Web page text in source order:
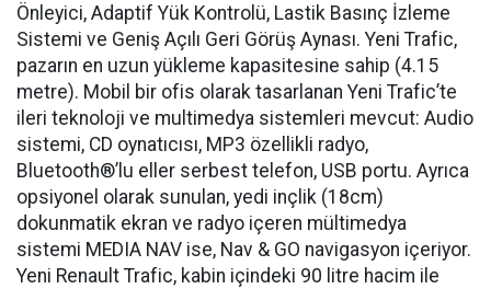
Önleyici, Adaptif Yük Kontrolü, Lastik Basınç İzleme
Sistemi ve Geniş Açılı Geri Görüş Aynası. Yeni Trafic,
pazarın en uzun yükleme kapasitesine sahip (4.15
metre). Mobil bir ofis olarak tasarlanan Yeni Trafic’te
ileri teknoloji ve multimedya sistemleri mevcut: Audio
sistemi, CD oynatıcısı, MP3 özellikli radyo,
Bluetooth®’lu eller serbest telefon, USB portu. Ayrıca
opsiyonel olarak sunulan, yedi inçlik (18cm)
dokunmatik ekran ve radyo içeren mültimedya
sistemi MEDIA NAV ise, Nav & GO navigasyon içeriyor.
Yeni Renault Trafic, kabin içindeki 90 litre hacim ile